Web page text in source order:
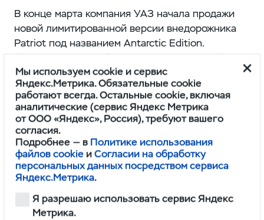
В конце марта компания УАЗ начала продажи
новой лимитированной версии внедорожника
Patriot под названием Antarctic Edition.
Специальная модификация посвящена 200-
летию открытия Антарктиды. Новинка вышла
ограниченным тиражом в 200 экземпляров.
Понравился обзор? Вы можете стать
героем нашего нового материала.
Расскажите о своём Профи.
Мы используем cookie и сервис
Яндекс.Метрика. Обязательные cookie
работают всегда. Остальные cookie, включая
аналитические (сервис Яндекс Метрика
от ООО «Яндекс», Россия), требуют вашего
согласия.
Подробнее — в Политике использования
файлов cookie иСогласии на обработку
персональных данных посредством сервиса
Яндекс.Метрика.
Я разрешаю использовать сервис Яндекс
Метрика.